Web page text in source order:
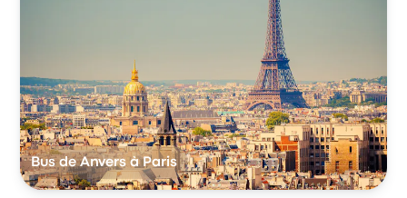
Bus de Anvers à Paris